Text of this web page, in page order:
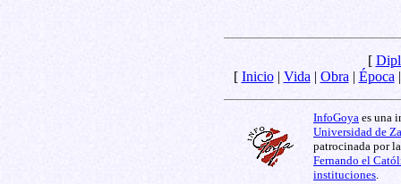
[
[ Inicio| Vida | Obra | Época
InfoGoya es una
Universidad de
patrocinada por
Fernando el
instituciones